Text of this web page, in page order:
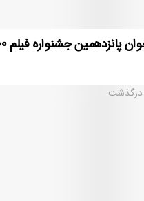
پانزدهمین جشنواره فیلم ۱۰۰